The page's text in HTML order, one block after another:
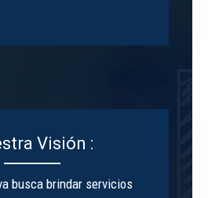
Visión :
busca brindar servicios